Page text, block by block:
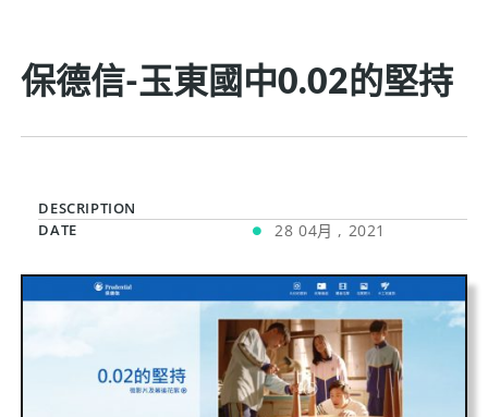
保德信-玉東國中0.02的堅持
DESCRIPTION
DATE
28 04月 , 2021